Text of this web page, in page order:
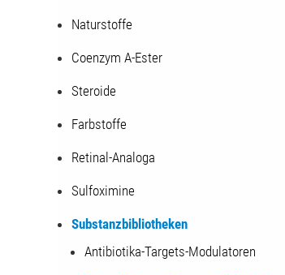
Naturstoffe
Coenzym A-Ester
Steroide
Farbstoffe
Retinal-Analoga
Sulfoximine
Substanzbibliotheken
Antibiotika-Targets-Modulatoren